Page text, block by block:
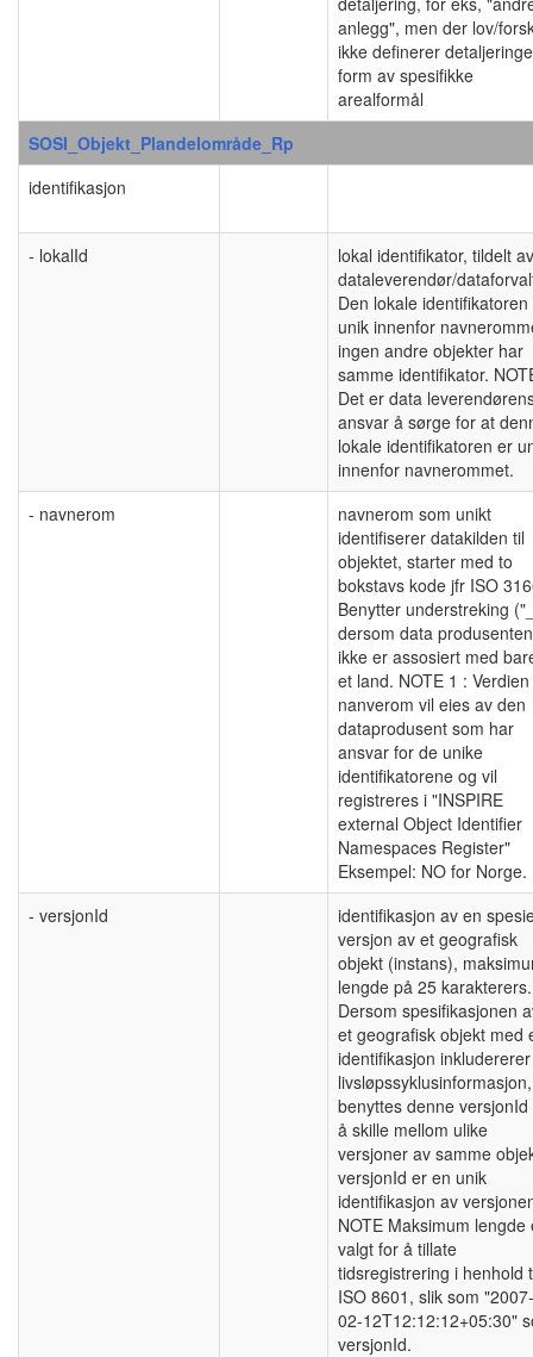
anlegg", men der lov/
ikke definerer
form av spesifikke
arealformål
SOSI_Objekt_Plandelområde_Rp
identifikasjon
- lokalId
lokal identifikator, tildelt av
dataleverendør/
Den lokale identifikatoren
unik innenfor
ingen andre objekter har
samme identifikator.
Det er data
ansvar å sørge for at
lokale identifikatoren er
innenfor navnerommet.
- navnerom
navnerom som unikt
identifiserer datakilden til
objektet, starter med to
bokstavs kode jfr ISO
Benytter understreking
dersom data produsenten
ikke er assosiert med
et land. NOTE 1 :
nanverom vil eies av den
dataprodusent som har
ansvar for de unike
identifikatorene og vil
registreres i "INSPIRE
external Object Identifier
Namespaces Register"
Eksempel: NO for Norge.
- versjonId
identifikasjon av en
versjon av et geografisk
objekt (instans),
lengde på 25 karakterers.
Dersom spesifikasjonen
et geografisk objekt med
identifikasjon inkludererer
livsløpssyklusinformasjon,
benyttes denne versjonId
å skille mellom ulike
versjoner av samme
versjonId er en unik
identifikasjon av
NOTE Maksimum lengde
valgt for å tillate
tidsregistrering i henhold
ISO 8601, slik som "2007-
02-12T12:12:12+05:30"
versjonId.